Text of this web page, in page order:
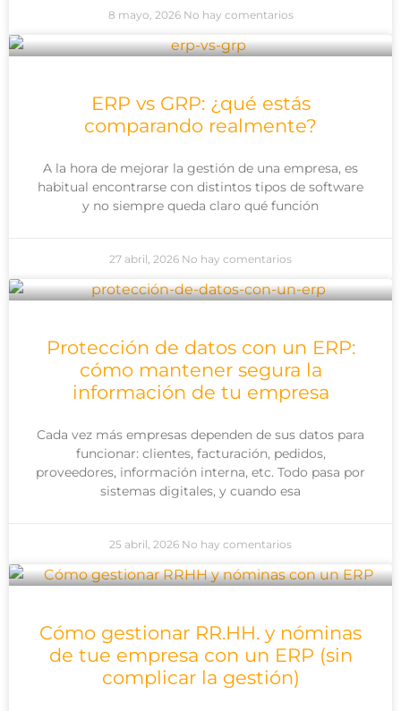
8 mayo, 2026 No hay comentarios
ERP vs GRP: ¿qué estás
comparando realmente?
A la hora de mejorar la gestión de una empresa, es
habitual encontrarse con distintos tipos de software
y no siempre queda claro qué función
27 abril, 2026 No hay comentarios
Protección de datos con un ERP:
cómo mantener segura la
información de tu empresa
Cada vez más empresas dependen de sus datos para
funcionar: clientes, facturación, pedidos,
proveedores, información interna, etc. Todo pasa por
sistemas digitales, y cuando esa
25 abril, 2026 No hay comentarios
Cómo gestionar RR.HH. y nóminas
de tue empresa con un ERP (sin
complicar la gestión)